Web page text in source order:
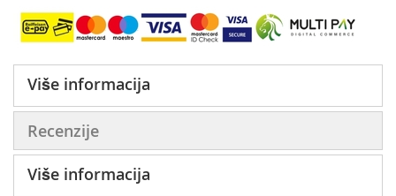
Više informacija
Recenzije
Više informacija